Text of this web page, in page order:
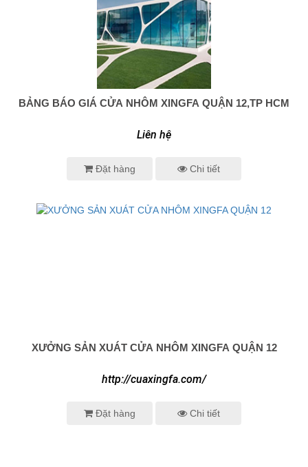
0938 414 005
BẢNG BÁO GIÁ CỬA NHÔM XINGFA QUẬN 12,TP HCM
Liên hệ
Đặt hàng Chi tiết
0938 414 005
XƯỞNG SẢN XUÁT CỬA NHÔM XINGFA QUẬN 12
http://cuaxingfa.com/
Đặt hàng Chi tiết